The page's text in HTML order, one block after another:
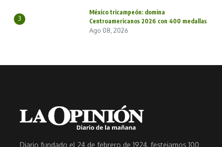
3
México tricampeón: domina
Centroamericanos 2026 con 400 medallas
Ago 08, 2026
Diario fundado el 24 de febrero de 1924, festejamos 100